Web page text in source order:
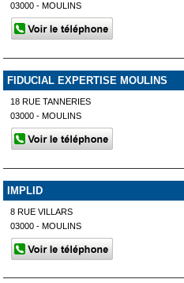
03000 - MOULINS
FIDUCIAL EXPERTISE MOULINS
18 RUE TANNERIES
03000 - MOULINS
IMPLID
8 RUE VILLARS
03000 - MOULINS